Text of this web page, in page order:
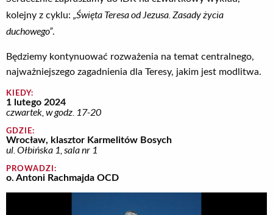
kolejny z cyklu: „Święta Teresa od Jezusa. Zasady życia
duchowego”.
Będziemy kontynuować rozważenia na temat centralnego,
najważniejszego zagadnienia dla Teresy, jakim jest modlitwa.
KIEDY:
1 lutego 2024
czwartek, w godz. 17-20
GDZIE:
Wrocław, klasztor Karmelitów Bosych
ul. Ołbińska 1, sala nr 1
PROWADZI:
o. Antoni Rachmajda OCD